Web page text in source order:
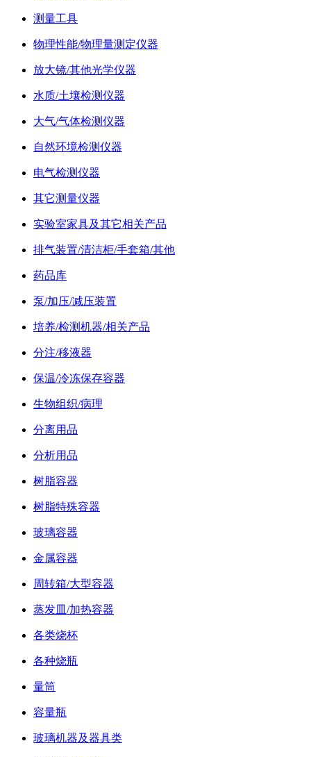
测量工具
物理性能/物理量测定仪器
放大镜/其他光学仪器
水质/土壤检测仪器
大气/气体检测仪器
自然环境检测仪器
电气检测仪器
其它测量仪器
实验室家具及其它相关产品
排气装置/清洁柜/手套箱/其他
药品库
泵/加压/减压装置
培养/检测机器/相关产品
分注/移液器
保温/冷冻保存容器
生物组织/病理
分离用品
分析用品
树脂容器
树脂特殊容器
玻璃容器
金属容器
周转箱/大型容器
蒸发皿/加热容器
各类烧杯
各种烧瓶
量筒
容量瓶
玻璃机器及器具类